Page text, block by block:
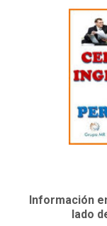
Información
lado